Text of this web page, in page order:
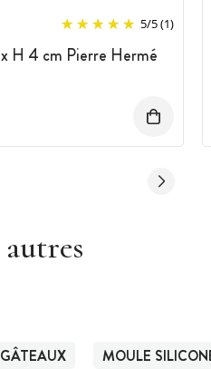
5/5(1)
H 4 cm Pierre Hermé
MOULE